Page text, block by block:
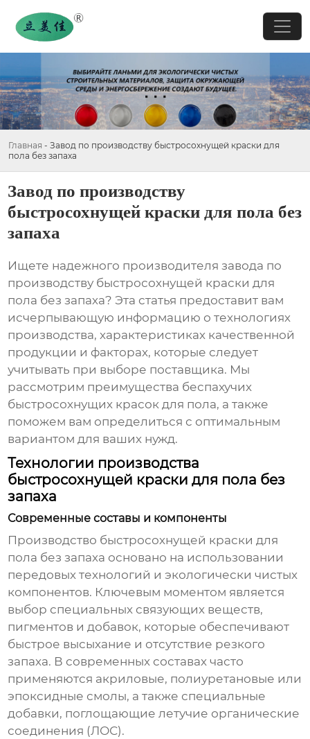
Главная - Завод по производству быстросохнущей краски для
пола без запаха
Завод по производству
быстросохнущей краски для пола без
запаха
Ищете надежного производителязавода по
производству быстросохнущей краски для
пола без запаха? Эта статья предоставит вам
исчерпывающую информацию о технологиях
производства, характеристиках качественной
продукции и факторах, которые следует
учитывать при выборе поставщика. Мы
рассмотрим преимущества беспахучих
быстросохнущих красок для пола, а также
поможем вам определиться с оптимальным
вариантом для ваших нужд.
Технологии производства
быстросохнущей краски для пола без
запаха
Современные составы и компоненты
Производство быстросохнущей краски для
пола без запаха основано на использовании
передовых технологий и экологически чистых
компонентов. Ключевым моментом является
выбор специальных связующих веществ,
пигментов и добавок, которые обеспечивают
быстрое высыхание и отсутствие резкого
запаха. В современных составах часто
применяются акриловые, полиуретановые или
эпоксидные смолы, а также специальные
добавки, поглощающие летучие органические
соединения (ЛОС).